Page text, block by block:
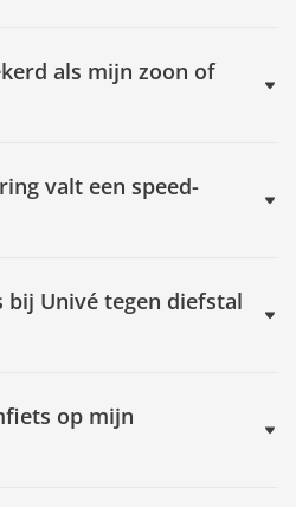
als mijn zoon of
valt een speed-
Univé tegen diefstal
op mijn